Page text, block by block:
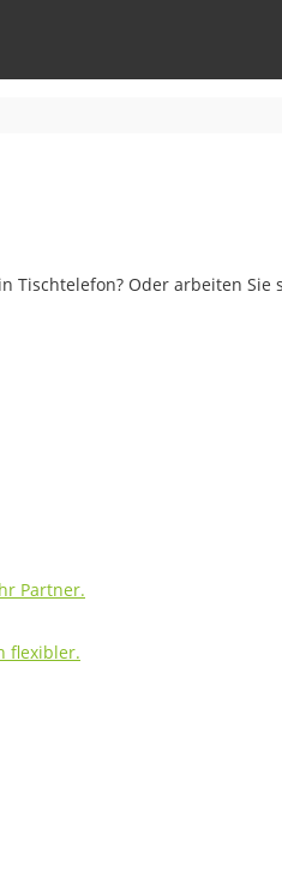
Oder arbeiten
Partner.
flexibler.